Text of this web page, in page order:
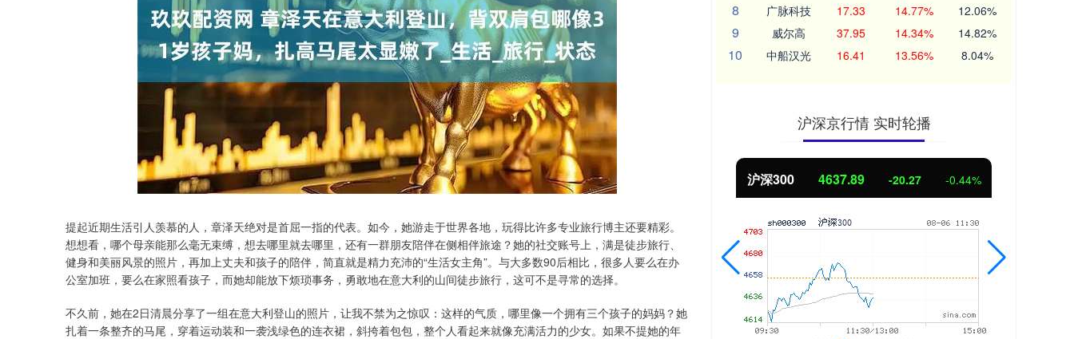
提起近期生活引人羡慕的人，章泽天绝对是首屈一指的代表。如今，她游走于世界各地，玩得比许多专业旅行博主还要精彩。
想想看，哪个母亲能那么毫无束缚，想去哪里就去哪里，还有一群朋友陪伴在侧相伴旅途？她的社交账号上，满是徒步旅行、
健身和美丽风景的照片，再加上丈夫和孩子的陪伴，简直就是精力充沛的“生活女主角”。与大多数90后相比，很多人要么在办
公室加班，要么在家照看孩子，而她却能放下烦琐事务，勇敢地在意大利的山间徒步旅行，这可不是寻常的选择。
不久前，她在2日清晨分享了一组在意大利登山的照片，让我不禁为之惊叹：这样的气质，哪里像一个拥有三个孩子的妈妈？她
扎着一条整齐的马尾，穿着运动装和一袭浅绿色的连衣裙，斜挎着包包，整个人看起来就像充满活力的少女。如果不提她的年
8 广脉科技 17.33 14.77% 12.06%
9 威尔高 37.95 14.34% 14.82%
10 中船汉光 16.41 13.56% 8.04%
沪深京行情 实时轮播
上证指数 3878.92 0.49 0.01% 深证成指 14070.78 -73.43 沪深300 4637.89 -20.27 -0.44%